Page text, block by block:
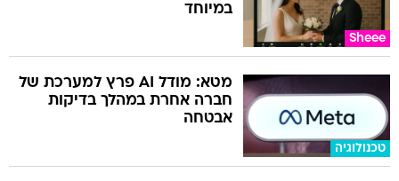
Sheee
במיוחד
טכנולוגיה
מטא: מודל AI פרץ למערכת של
חברה אחרת במהלך בדיקות
אבטחה